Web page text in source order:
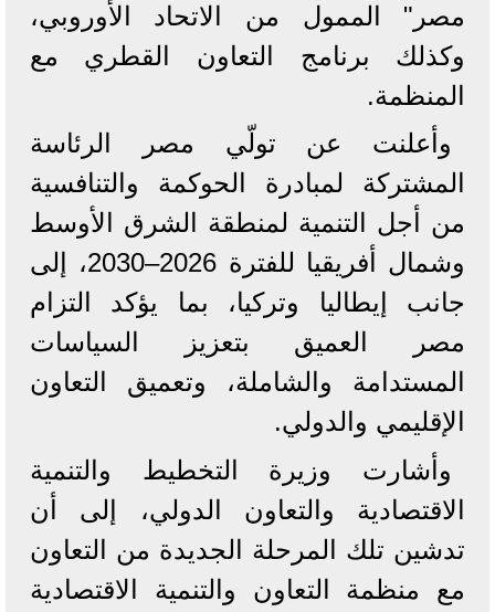
مصر" الممول من الاتحاد الأوروبي،
وكذلك برنامج التعاون القطري مع
المنظمة.
وأعلنت عن تولّي مصر الرئاسة
المشتركة لمبادرة الحوكمة والتنافسية
من أجل التنمية لمنطقة الشرق الأوسط
وشمال أفريقيا للفترة 2026–2030، إلى
جانب إيطاليا وتركيا، بما يؤكد التزام
مصر العميق بتعزيز السياسات
المستدامة والشاملة، وتعميق التعاون
الإقليمي والدولي.
وأشارت وزيرة التخطيط والتنمية
الاقتصادية والتعاون الدولي، إلى أن
تدشين تلك المرحلة الجديدة من التعاون
مع منظمة التعاون والتنمية الاقتصادية